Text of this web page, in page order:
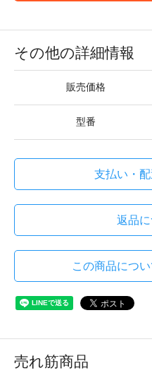
その他の詳細情報
販売価格
型番
支払い・
返品
この商品につ
売れ筋商品